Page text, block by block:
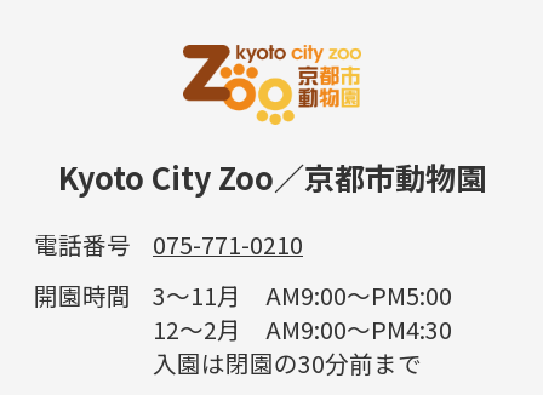
Kyoto City Zoo／京都市動物園
電話番号
075-771-0210
開園時間
3～11月 AM9:00～PM5:00
12～2月 AM9:00～PM4:30
入園は閉園の30分前まで